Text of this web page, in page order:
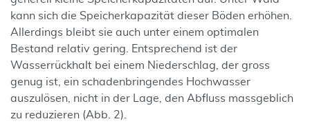
kann sich die Speicherkapazität dieser Böden erhöhen.
Allerdings bleibt sie auch unter einem optimalen
Bestand relativ gering. Entsprechend ist der
Wasserrückhalt bei einem Niederschlag, der gross
genug ist, ein schadenbringendes Hochwasser
auszulösen, nicht in der Lage, den Abfluss massgeblich
zu reduzieren (Abb. 2).